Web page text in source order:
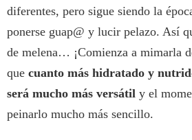
diferentes, pero sigue siendo la
ponerse guap@ y lucir pelazo. Así
de melena… ¡Comienza a mimarla
que cuanto más hidratado y
será mucho más versátil y el
peinarlo mucho más sencillo.